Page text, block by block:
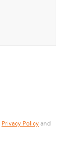
Privacy Policyand